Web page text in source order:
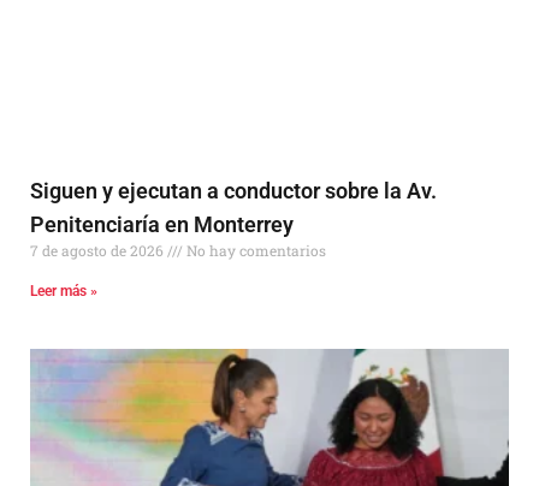
Siguen y ejecutan a conductor sobre la Av.
Penitenciaría en Monterrey
7 de agosto de 2026 No hay comentarios
Leer más »